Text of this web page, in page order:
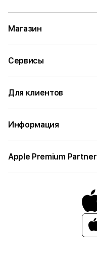
Магазин
Сервисы
Для клиентов
Информация
Apple Premium Partner